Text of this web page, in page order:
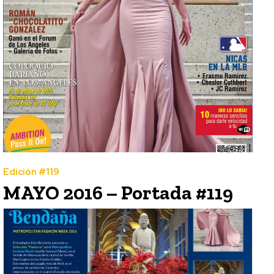
Edición #119
MAYO 2016 – Portada #119